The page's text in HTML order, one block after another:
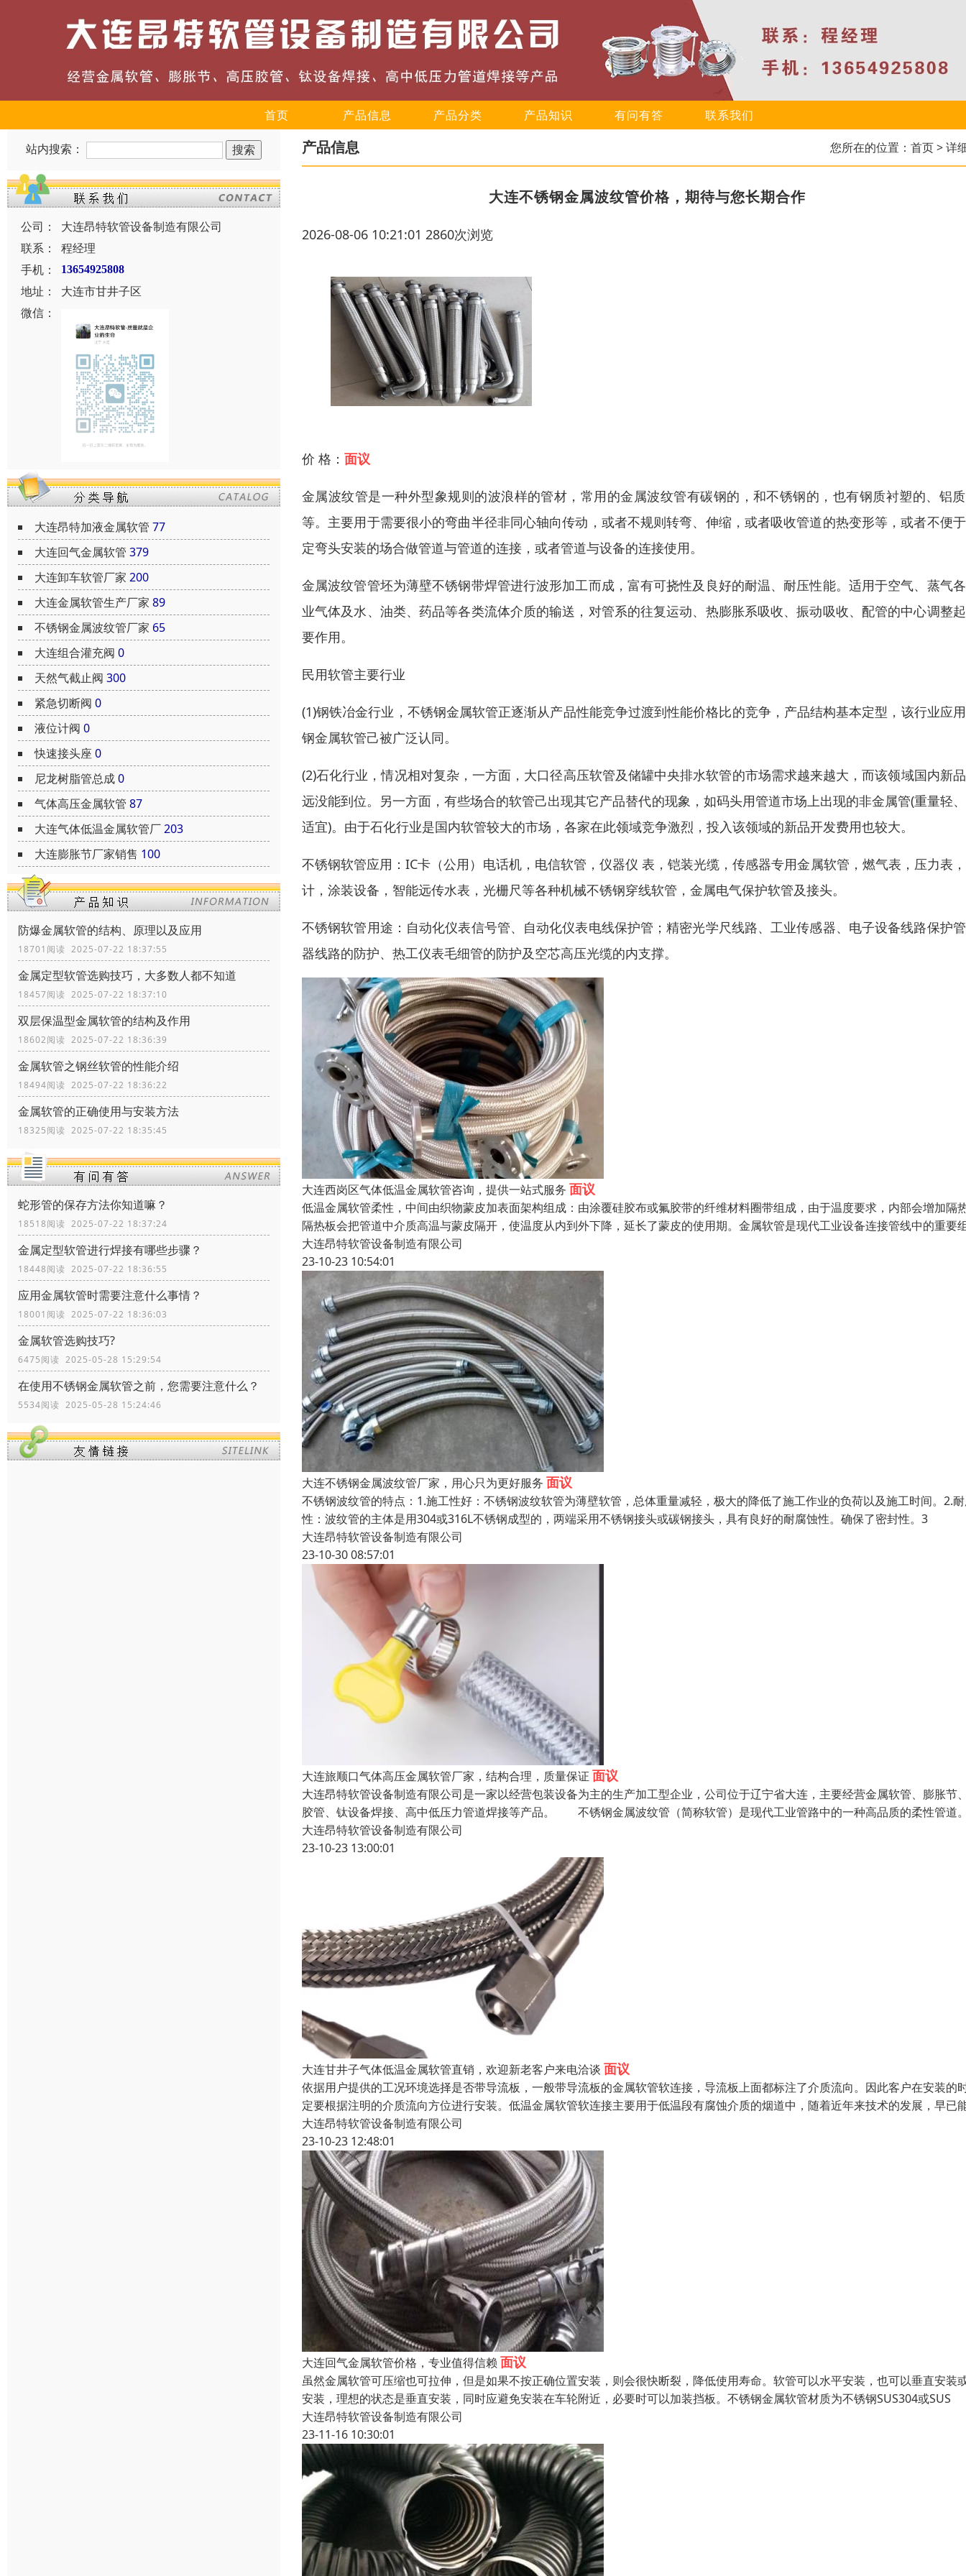
首页 产品信息 产品分类 产品知识 有问有答 联系我们
站内搜索：
公司：
大连昂特软管设备制造有限公司
联系：
程经理
手机：
13654925808
地址：
大连市甘井子区
微信：
大连昂特加液金属软管 77
大连回气金属软管 379
大连卸车软管厂家 200
大连金属软管生产厂家 89
不锈钢金属波纹管厂家 65
大连组合灌充阀 0
天然气截止阀 300
紧急切断阀 0
液位计阀 0
快速接头座 0
尼龙树脂管总成0
气体高压金属软管 87
大连气体低温金属软管厂203
大连膨胀节厂家销售 100
防爆金属软管的结构、原理以及应用
18701阅读 2025-07-22 18:37:55
金属定型软管选购技巧，大多数人都不知道
18457阅读 2025-07-22 18:37:10
双层保温型金属软管的结构及作用
18602阅读 2025-07-22 18:36:39
金属软管之钢丝软管的性能介绍
18494阅读 2025-07-22 18:36:22
金属软管的正确使用与安装方法
18325阅读 2025-07-22 18:35:45
蛇形管的保存方法你知道嘛？
18518阅读 2025-07-22 18:37:24
金属定型软管进行焊接有哪些步骤？
18448阅读 2025-07-22 18:36:55
应用金属软管时需要注意什么事情？
18001阅读 2025-07-22 18:36:03
金属软管选购技巧?
6475阅读 2025-05-28 15:29:54
在使用不锈钢金属软管之前，您需要注意什么？
5534阅读 2025-05-28 15:24:46
产品信息 您所在的位置： 首页> 详
大连不锈钢金属波纹管价格，期待与您长期合作
2026-08-06 10:21:01 2860次浏览
价 格： 面议
金属波纹管是一种外型象规则的波浪样的管材，常用的金属波纹管有碳钢的，和不锈钢的，也有钢质衬塑的、铝
等。主要用于需要很小的弯曲半径非同心轴向传动，或者不规则转弯、伸缩，或者吸收管道的热变形等，或者不便
定弯头安装的场合做管道与管道的连接，或者管道与设备的连接使用。
金属波纹管管坯为薄壁不锈钢带焊管进行波形加工而成，富有可挠性及良好的耐温、耐压性能。适用于空气、蒸气
业气体及水、油类、药品等各类流体介质的输送，对管系的往复运动、热膨胀系吸收、振动吸收、配管的中心调整
要作用。
民用软管主要行业
(1)钢铁冶金行业，不锈钢金属软管正逐渐从产品性能竞争过渡到性能价格比的竞争，产品结构基本定型，该行业应
钢金属软管己被广泛认同。
(2)石化行业，情况相对复杂，一方面，大口径高压软管及储罐中央排水软管的市场需求越来越大，而该领域国内新
远没能到位。另一方面，有些场合的软管己出现其它产品替代的现象，如码头用管道市场上出现的非金属管(重量轻
适宜)。由于石化行业是国内软管较大的市场，各家在此领域竞争激烈，投入该领域的新品开发费用也较大。
不锈钢软管应用：IC卡（公用）电话机，电信软管，仪器仪 表，铠装光缆，传感器专用金属软管，燃气表，压力表
计，涂装设备，智能远传水表，光栅尺等各种机械不锈钢穿线软管，金属电气保护软管及接头。
不锈钢软管用途：自动化仪表信号管、自动化仪表电线保护管；精密光学尺线路、工业传感器、电子设备线路保护
器线路的防护、热工仪表毛细管的防护及空芯高压光缆的内支撑。
大连西岗区气体低温金属软管咨询，提供一站式服务 面议
低温金属软管柔性，中间由织物蒙皮加表面架构组成：由涂覆硅胶布或氟胶带的纤维材料圈带组成，由于温度要求，内部会增加隔
隔热板会把管道中介质高温与蒙皮隔开，使温度从内到外下降，延长了蒙皮的使用期。金属软管是现代工业设备连接管线中的重要
大连昂特软管设备制造有限公司
23-10-23 10:54:01
大连不锈钢金属波纹管厂家，用心只为更好服务 面议
不锈钢波纹管的特点：1.施工性好：不锈钢波纹软管为薄壁软管，总体重量减轻，极大的降低了施工作业的负荷以及施工时间。2.
性：波纹管的主体是用304或316L不锈钢成型的，两端采用不锈钢接头或碳钢接头，具有良好的耐腐蚀性。确保了密封性。3
大连昂特软管设备制造有限公司
23-10-30 08:57:01
大连旅顺口气体高压金属软管厂家，结构合理，质量保证 面议
大连昂特软管设备制造有限公司是一家以经营包装设备为主的生产加工型企业，公司位于辽宁省大连，主要经营金属软管、膨胀节
胶管、钛设备焊接、高中低压力管道焊接等产品。 不锈钢金属波纹管（简称软管）是现代工业管路中的一种高品质的柔性管道
大连昂特软管设备制造有限公司
23-10-23 13:00:01
大连甘井子气体低温金属软管直销，欢迎新老客户来电洽谈 面议
依据用户提供的工况环境选择是否带导流板，一般带导流板的金属软管软连接，导流板上面都标注了介质流向。因此客户在安装的
定要根据注明的介质流向方位进行安装。低温金属软管软连接主要用于低温段有腐蚀介质的烟道中，随着近年来技术的发展，早已
大连昂特软管设备制造有限公司
23-10-23 12:48:01
大连回气金属软管价格，专业值得信赖 面议
虽然金属软管可压缩也可拉伸，但是如果不按正确位置安装，则会很快断裂，降低使用寿命。软管可以水平安装，也可以垂直安装
安装，理想的状态是垂直安装，同时应避免安装在车轮附近，必要时可以加装挡板。不锈钢金属软管材质为不锈钢SUS304或SUS
大连昂特软管设备制造有限公司
23-11-16 10:30:01